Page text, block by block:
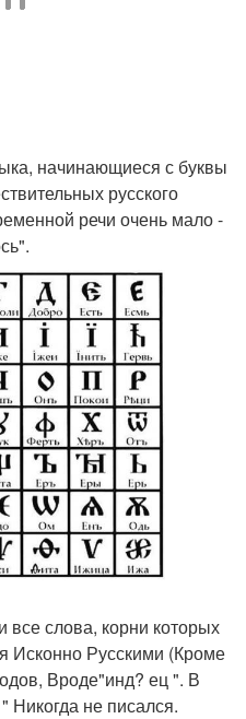
начинающиеся с буквы
русского
речи очень мало -
все слова, корни которых
Исконно Русскими (Кроме
Вроде"инд? ец ". В
Никогда не писался.